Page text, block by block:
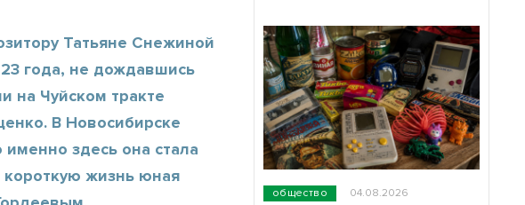
Татьяне Снежиной
года, не дождавшись
на Чуйском тракте
В Новосибирске
здесь она стала
короткую жизнь юная
общество 04.08.2026